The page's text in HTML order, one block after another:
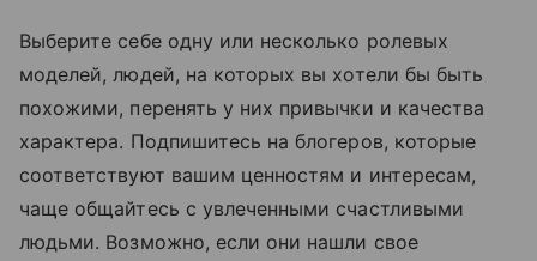
Выберите себе одну или несколько ролевых
моделей, людей, на которых вы хотели бы быть
похожими, перенять у них привычки и качества
характера. Подпишитесь на блогеров, которые
соответствуют вашим ценностям и интересам,
чаще общайтесь с увлеченными счастливыми
людьми. Возможно, если они нашли свое